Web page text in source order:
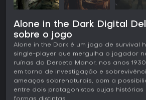
Alone in the Dark Digital
sobre o jogo
Alone in the Dark é um jogo de survival
single-player que mergulha o jogador
ruínas do Derceto Manor, nos anos
em torno de investigação e
ameaças sobrenaturais, com a
entre dois protagonistas cujas histórias